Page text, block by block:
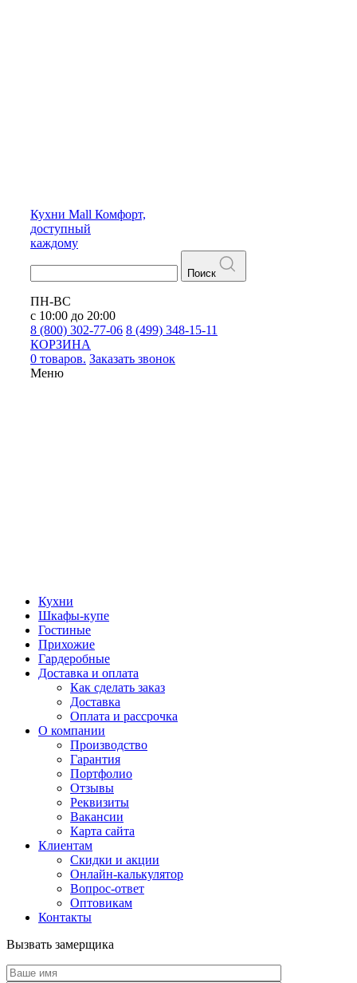
Кухни Mall Комфорт,
доступный
каждому
Поиск
ПН-ВС
с 10:00 до 20:00
8 (800) 302-77-06 8 (499) 348-15-11
КОРЗИНА
0 товаров. Заказать звонок
Меню
Кухни
Шкафы-купе
Гостиные
Прихожие
Гардеробные
Доставка и оплата
Как сделать заказ
Доставка
Оплата и рассрочка
О компании
Производство
Гарантия
Портфолио
Отзывы
Реквизиты
Вакансии
Карта сайта
Клиентам
Скидки и акции
Онлайн-калькулятор
Вопрос-ответ
Оптовикам
Контакты
Вызвать замерщика